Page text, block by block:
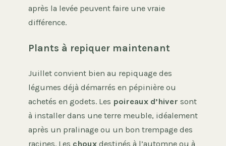
après la levée peuvent faire une vraie
différence.
Plants à repiquer maintenant
Juillet convient bien au repiquage des
légumes déjà démarrés en pépinière ou
achetés en godets. Les poireaux d’hiver sont
à installer dans une terre meuble, idéalement
après un pralinage ou un bon trempage des
racines. Les choux destinés à l’automne ou à